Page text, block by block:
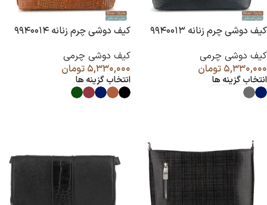
کیف دوشی چرم زنانه ۹۹۴۰۰۱۳
کیف دوشی چرمی
۵,۳۳۰,۰۰۰ تومان
انتخاب گزینه ها
کیف دوشی چرم زنانه ۹۹۴۰۰۱۴
کیف دوشی چرمی
۵,۳۳۰,۰۰۰ تومان
انتخاب گزینه ها